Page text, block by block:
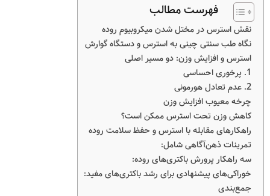
فهرست مطالب
نقش استرس در مختل شدن میکروبیوم روده
نگاه طب سنتی چینی به استرس و دستگاه گوارش
استرس و افزایش وزن: دو مسیر اصلی
1. پرخوری احساسی
2. عدم تعادل هورمونی
چرخه معیوب افزایش وزن
کاهش وزن تحت استرس ممکن است؟
راهکارهای مقابله با استرس و حفظ سلامت روده
تمرینات ذهن‌آگاهی شامل:
سه راهکار پرورش باکتری‌های روده:
خوراکی‌های پیشنهادی برای رشد باکتری‌های مفید:
جمع‌بندی